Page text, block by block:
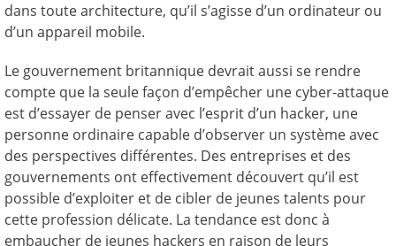
dans toute architecture, qu’il s’agisse d’un ordinateur ou
d’un appareil mobile.
Le gouvernement britannique devrait aussi se rendre
compte que la seule façon d’empêcher une cyber-attaque
est d’essayer de penser avec l’esprit d’un hacker, une
personne ordinaire capable d’observer un système avec
des perspectives différentes. Des entreprises et des
gouvernements ont effectivement découvert qu’il est
possible d’exploiter et de cibler de jeunes talents pour
cette profession délicate. La tendance est donc à
embaucher de jeunes hackers en raison de leurs